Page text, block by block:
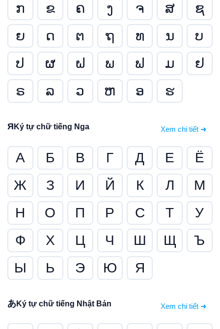
ກ ຂ ຄ ງ ຈ ສ
ຊ
ຍ
ດ ຕ ຖ ທ ນ
ບ
ປ
ຜ ຝ ພ ຟ ມ
ຢ
ຣ
ລ ວ ຫ ອ ຮ
Я Ký tự chữ tiếng Nga Xem chi tiết ➜
А Б В Г Д Е
Ё
Ж
З И Й К Л
М
Н
О П Р С Т
У
Ф
Х Ц Ч Ш Щ
Ъ
Ы
Ь Э Ю Я
あKý tự chữ tiếng Nhật Bản Xem chi tiết ➜